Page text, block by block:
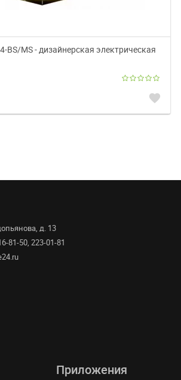
BS/MS - дизайнерская электрическая
favorite
д. 13
81-50, 223-01-81
Приложения